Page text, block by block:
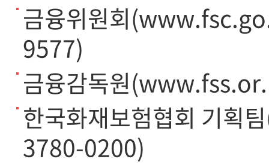
금융위원회
9577)
금융감독원
한국화재보험협회 기획
3780-0200)